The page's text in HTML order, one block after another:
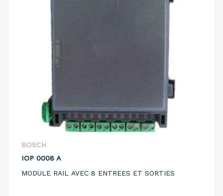
BOSCH
IOP 0008 A
MODULE RAIL AVEC 8 ENTREES ET SORTIES